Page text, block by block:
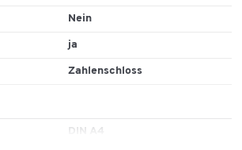
Nein
ja
Zahlenschloss
DIN A4
Zum Zoomen doppeltippen